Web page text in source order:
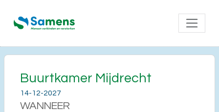
Buurtkamer Mijdrecht
14-12-2027
WANNEER